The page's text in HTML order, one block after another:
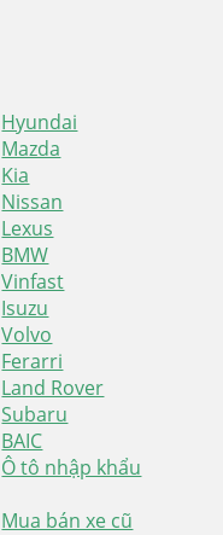
Hyundai
Mazda
Kia
Nissan
Lexus
BMW
Vinfast
Isuzu
Volvo
Ferarri
Land Rover
Subaru
BAIC
Ô tô nhập khẩu
Mua bán xe cũ